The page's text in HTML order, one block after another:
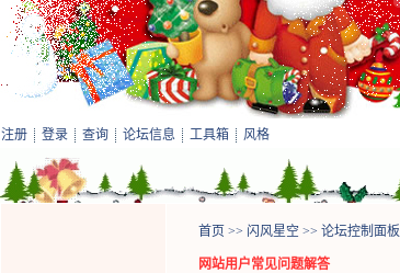
注册 登录 查询 论坛信息 工具箱 风格
首页 >> 闪风星空 >> 论坛控制面板
网站用户常见问题解答